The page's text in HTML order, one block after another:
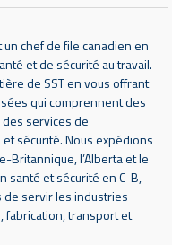
chef de file canadien en
et de sécurité au travail.
de SST en vous offrant
qui comprennent des
services de
sécurité. Nous expédions
Britannique, l’Alberta et le
santé et sécurité en C-B,
de servir les industries
fabrication, transport et